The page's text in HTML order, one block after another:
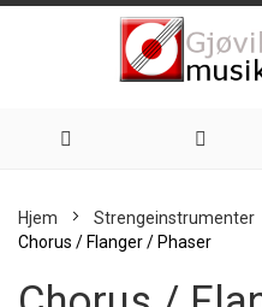
innhold
Hjem Strengeinstrumenter
Chorus / Flanger / Phaser